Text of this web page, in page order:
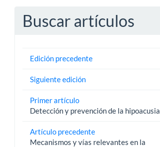
Buscar artículos
Edición precedente
Siguiente edición
Primer artículo
Detección y prevención de la hipoacusia
Artículo precedente
Mecanismos y vías relevantes en la